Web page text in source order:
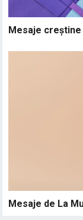
Mesaje
Mesaje de La